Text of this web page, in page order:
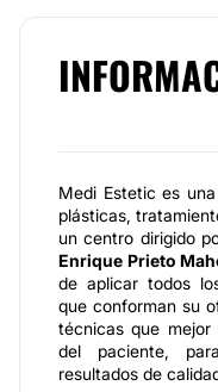
Medi Estetic es
plásticas,
un centro dirigido
Enrique Prieto
de aplicar todos
que conforman su
técnicas que mejor
del paciente,
resultados de